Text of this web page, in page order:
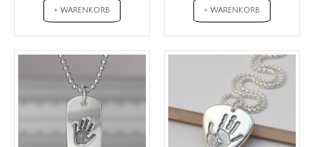
+ WARENKORB + WARENKORB